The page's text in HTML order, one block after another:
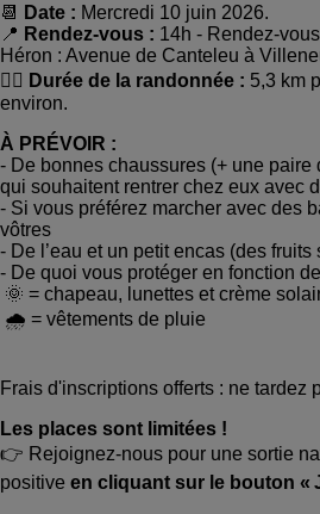
📆
Date : Mercredi 10 juin 2026.
📍 Rendez-vous : 14h - Rendez-
Héron : Avenue de Canteleu à
🚶‍♀️ Durée de la randonnée : 5,3 km
environ.
À PRÉVOIR :
- De bonnes chaussures (+ une paire
qui souhaitent rentrer chez eux avec
- Si vous préférez marcher avec des
vôtres
- De l’eau et un petit encas (des
- De quoi vous protéger en fonction
🌞 = chapeau, lunettes et crème
🌧️ = vêtements de pluie
Frais d'inscriptions offerts : ne tardez
Les places sont limitées !
👉 Rejoignez-nous pour une sortie
positive en cliquant sur le bouton «